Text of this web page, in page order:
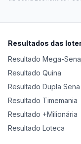
Resultados das
Resultado Mega-Sena
Resultado Quina
Resultado Dupla Sena
Resultado Timemania
Resultado +Milionária
Resultado Loteca